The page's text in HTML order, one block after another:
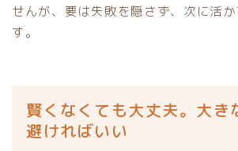
せんが、要は失敗を隠さず、次に活
す。
賢くなくても大丈夫。大き
避ければいい